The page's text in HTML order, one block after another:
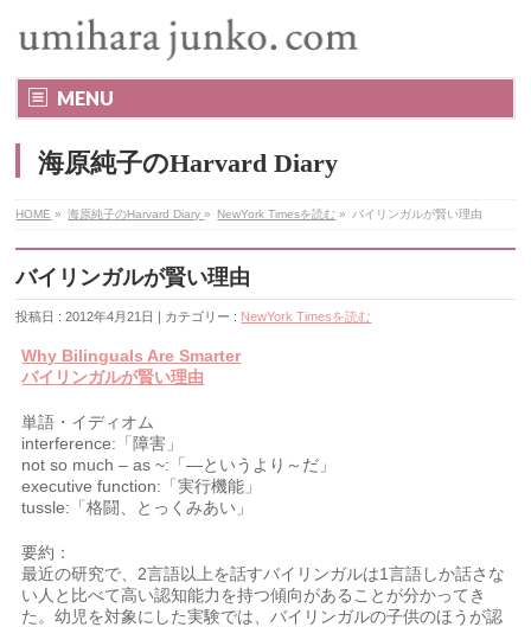
MENU
海原純子のHarvard Diary
HOME » 海原純子のHarvard Diary» NewYork Timesを読む » バイリンガルが賢い理由
バイリンガルが賢い理由
投稿日 : 2012年4月21日 | カテゴリー : NewYork Timesを読む
Why Bilinguals Are Smarter
バイリンガルが賢い理由
単語・イディオム
interference:「障害」
not so much – as ~:「―というより～だ」
executive function:「実行機能」
tussle:「格闘、とっくみあい」
要約：
最近の研究で、2言語以上を話すバイリンガルは1言語しか話さな
い人と比べて高い認知能力を持つ傾向があることが分かってき
た。幼児を対象にした実験では、バイリンガルの子供のほうが認